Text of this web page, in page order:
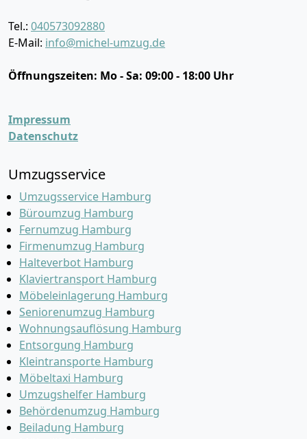
Tel.: 040573092880
E-Mail: info@michel-umzug.de
Öffnungszeiten: Mo - Sa: 09:00 - 18:00 Uhr
Impressum
Datenschutz
Umzugsservice
Umzugsservice Hamburg
Büroumzug Hamburg
Fernumzug Hamburg
Firmenumzug Hamburg
Halteverbot Hamburg
Klaviertransport Hamburg
Möbeleinlagerung Hamburg
Seniorenumzug Hamburg
Wohnungsauflösung Hamburg
Entsorgung Hamburg
Kleintransporte Hamburg
Möbeltaxi Hamburg
Umzugshelfer Hamburg
Behördenumzug Hamburg
Beiladung Hamburg